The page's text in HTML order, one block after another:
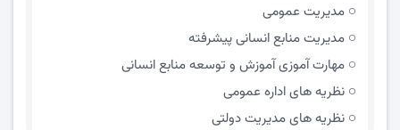
مدیریت عمومی
مدیریت منابع انسانی پیشرفته
مهارت آموزی آموزش و توسعه منابع انسانی
نظریه های اداره عمومی
نظریه های مدیریت دولتی